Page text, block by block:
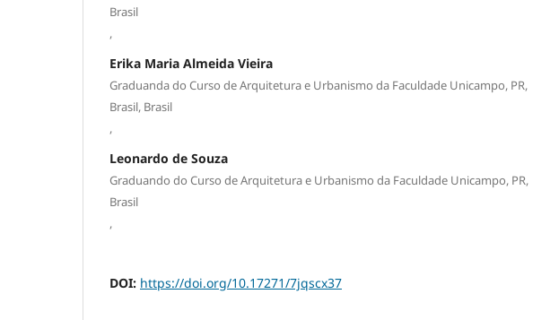
Brasil
,
Erika Maria Almeida Vieira
Graduanda do Curso de Arquitetura e Urbanismo da Faculdade Unicampo, PR,
Brasil, Brasil
,
Leonardo de Souza
Graduando do Curso de Arquitetura e Urbanismo da Faculdade Unicampo, PR,
Brasil
,
DOI: https://doi.org/10.17271/7jqscx37